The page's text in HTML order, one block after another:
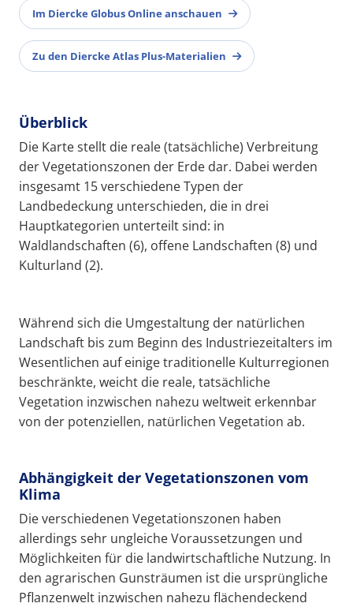
Im Diercke Globus Online anschauen
Zu den Diercke Atlas Plus-Materialien
Überblick
Die Karte stellt die reale (tatsächliche) Verbreitung
der Vegetationszonen der Erde dar. Dabei werden
insgesamt 15 verschiedene Typen der
Landbedeckung unterschieden, die in drei
Hauptkategorien unterteilt sind: in
Waldlandschaften (6), offene Landschaften (8) und
Kulturland (2).
Während sich die Umgestaltung der natürlichen
Landschaft bis zum Beginn des Industriezeitalters im
Wesentlichen auf einige traditionelle Kulturregionen
beschränkte, weicht die reale, tatsächliche
Vegetation inzwischen nahezu weltweit erkennbar
von der potenziellen, natürlichen Vegetation ab.
Abhängigkeit der Vegetationszonen vom
Klima
Die verschiedenen Vegetationszonen haben
allerdings sehr ungleiche Voraussetzungen und
Möglichkeiten für die landwirtschaftliche Nutzung. In
den agrarischen Gunsträumen ist die ursprüngliche
Pflanzenwelt inzwischen nahezu flächendeckend